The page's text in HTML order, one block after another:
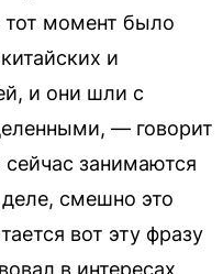
тот момент было
и
и они шли с
— говорит
занимаются
смешно это
вот эту фразу
в интересах